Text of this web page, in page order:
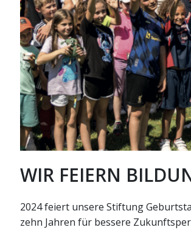
WIR FEIERN
2024 feiert unsere Stiftung
zehn Jahren für bessere